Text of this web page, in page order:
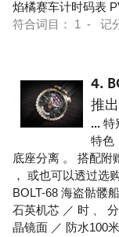
焰橘赛车计时码表
符合词目： 1 - 记
4.
推
... 特
特色
底座分离 。 搭配附
， 或也可以透过选
BOLT-68 海盗骷髅
石英机芯 ／ 时 、
晶镜面 ／ 防水100